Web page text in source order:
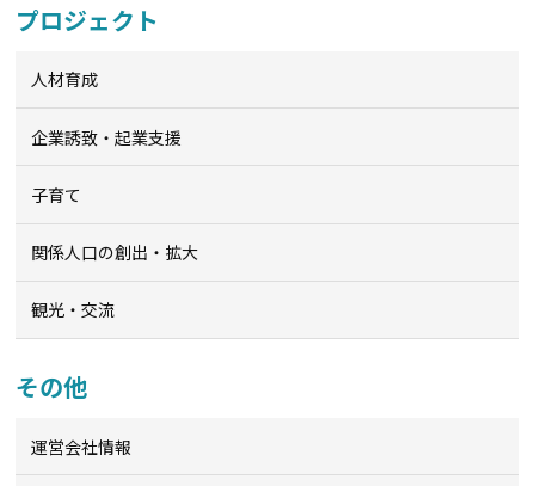
プロジェクト
人材育成
企業誘致・起業支援
子育て
関係人口の創出・拡大
観光・交流
その他
運営会社情報